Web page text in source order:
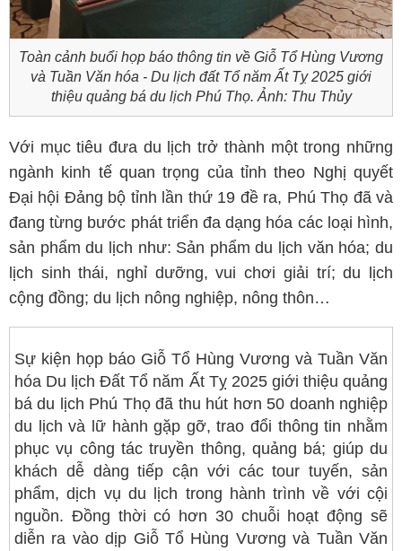
Toàn cảnh buổi họp báo thông tin về Giỗ Tổ Hùng Vương
và Tuần Văn hóa - Du lịch đất Tổ năm Ất Tỵ 2025 giới
thiệu quảng bá du lịch Phú Thọ. Ảnh: Thu Thủy
Với mục tiêu đưa du lịch trở thành một trong những
ngành kinh tế quan trọng của tỉnh theo Nghị quyết
Đại hội Đảng bộ tỉnh lần thứ 19 đề ra, Phú Thọ đã và
đang từng bước phát triển đa dạng hóa các loại hình,
sản phẩm du lịch như: Sản phẩm du lịch văn hóa; du
lịch sinh thái, nghỉ dưỡng, vui chơi giải trí; du lịch
cộng đồng; du lịch nông nghiệp, nông thôn…
Sự kiện họp báo Giỗ Tổ Hùng Vương và Tuần Văn
hóa Du lịch Đất Tổ năm Ất Tỵ 2025 giới thiệu quảng
bá du lịch Phú Thọ đã thu hút hơn 50 doanh nghiệp
du lịch và lữ hành gặp gỡ, trao đổi thông tin nhằm
phục vụ công tác truyền thông, quảng bá; giúp du
khách dễ dàng tiếp cận với các tour tuyến, sản
phẩm, dịch vụ du lịch trong hành trình về với cội
nguồn. Đồng thời có hơn 30 chuỗi hoạt động sẽ
diễn ra vào dịp Giỗ Tổ Hùng Vương và Tuần Văn